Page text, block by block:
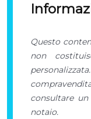
Questo
non
consultare
notaio.